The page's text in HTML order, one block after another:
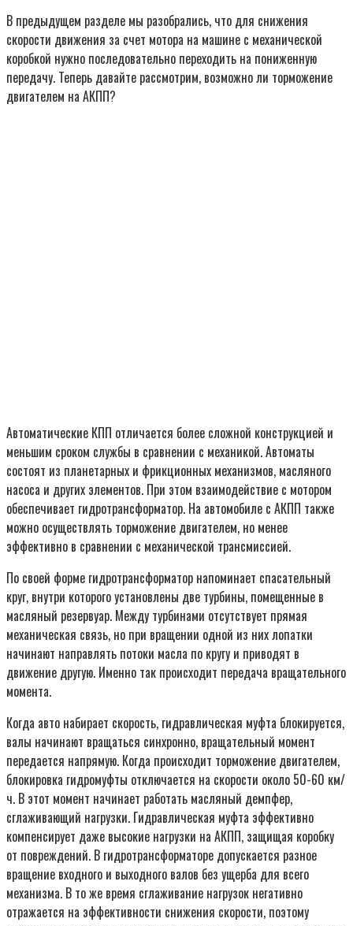
В предыдущем разделе мы разобрались, что для снижения
скорости движения за счет мотора на машине с механической
коробкой нужно последовательно переходить на пониженную
передачу. Теперь давайте рассмотрим, возможно ли торможение
двигателем на АКПП?
Автоматические КПП отличается более сложной конструкцией и
меньшим сроком службы в сравнении с механикой. Автоматы
состоят из планетарных и фрикционных механизмов, масляного
насоса и других элементов. При этом взаимодействие с мотором
обеспечивает гидротрансформатор. На автомобиле с АКПП также
можно осуществлять торможение двигателем, но менее
эффективно в сравнении с механической трансмиссией.
По своей форме гидротрансформатор напоминает спасательный
круг, внутри которого установлены две турбины, помещенные в
масляный резервуар. Между турбинами отсутствует прямая
механическая связь, но при вращении одной из них лопатки
начинают направлять потоки масла по кругу и приводят в
движение другую. Именно так происходит передача вращательного
момента.
Когда авто набирает скорость, гидравлическая муфта блокируется,
валы начинают вращаться синхронно, вращательный момент
передается напрямую. Когда происходит торможение двигателем,
блокировка гидромуфты отключается на скорости около 50-60 км/
ч. В этот момент начинает работать масляный демпфер,
сглаживающий нагрузки. Гидравлическая муфта эффективно
компенсирует даже высокие нагрузки на АКПП, защищая коробку
от повреждений. В гидротрансформаторе допускается разное
вращение входного и выходного валов без ущерба для всего
механизма. В то же время сглаживание нагрузок негативно
отражается на эффективности снижения скорости, поэтому